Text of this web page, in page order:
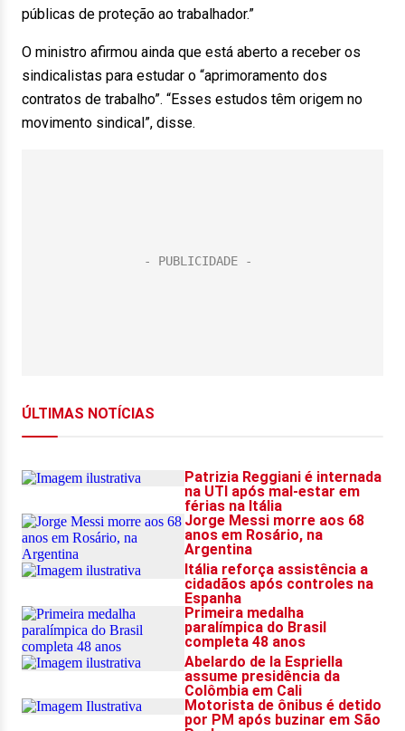
públicas de proteção ao trabalhador.”
O ministro afirmou ainda que está aberto a receber os
sindicalistas para estudar o “aprimoramento dos
contratos de trabalho”. “Esses estudos têm origem no
movimento sindical”, disse.